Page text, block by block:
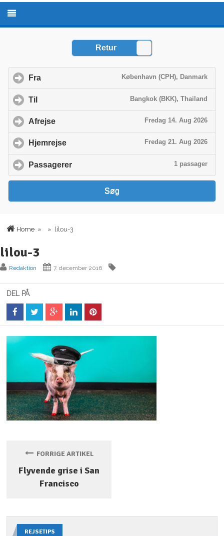
Home » » lilou-3
lilou-3
Redaktion 7. december 2016
DEL PÅ
FORRIGE ARTIKEL
Flyvende grise i San
Francisco
REJSETIPS